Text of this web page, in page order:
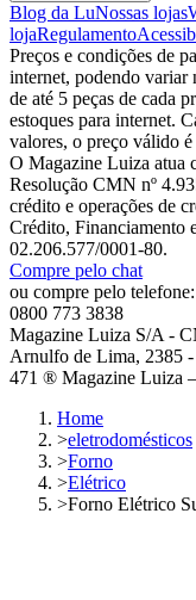
Blog da LuNossas lojas
lojaRegulamento
Preços e condições de
internet, podendo variar
de até 5 peças de cada
estoques para internet.
valores, o preço válido
O Magazine Luiza atua
Resolução CMN nº
crédito e operações de
Crédito, Financiamento
02.206.577/0001-80.
Compre pelo chat
ou compre pelo telefone:
0800 773 3838
Magazine Luiza S/A -
Arnulfo de Lima, 2385 -
471 ® Magazine Luiza
Home
>eletrodomésticos
>Forno
>Elétrico
>Forno Elétrico